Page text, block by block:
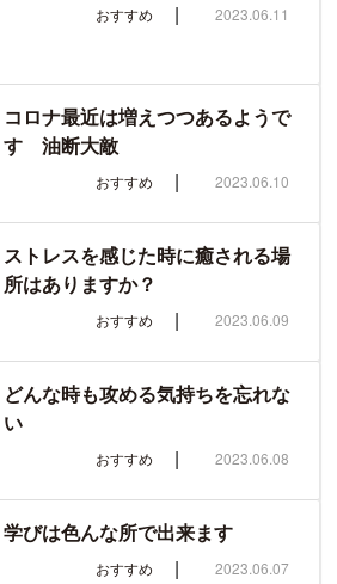
おすすめ | 2023.06.11
コロナ最近は増えつつあるようで
す 油断大敵
おすすめ | 2023.06.10
ストレスを感じた時に癒される場
所はありますか？
おすすめ | 2023.06.09
どんな時も攻める気持ちを忘れな
い
おすすめ | 2023.06.08
学びは色んな所で出来ます
おすすめ | 2023.06.07